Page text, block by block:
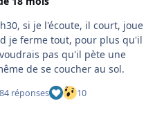
si je l'écoute, il court, joue
je ferme tout, pour plus qu'il
pas qu'il pète une
de se coucher au sol.
réponses 10